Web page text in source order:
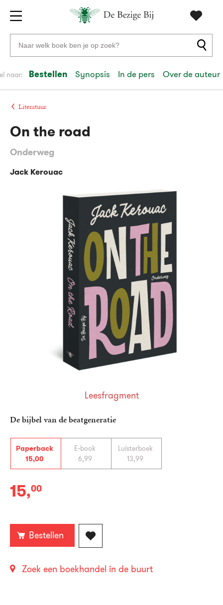
Gratis
verzending
vanaf
20
euro
Voor
23:59
volgendein
Veilig
Gratis
retourneren
Zoeken
naar
auteurs
en
uitgevers
naar: Bestellen Synopsis In de pers Over de auteur
Literatuur
De bijbel van de beatgeneratie
Paperback
15,00
E-book
6,99
Luisterboek
13,99
Paperback:
15,00
Bestellen
Zoek een boekhandel in de buurt
On the road
Onderweg
Jack Kerouac
Leesfragment